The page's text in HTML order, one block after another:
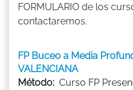
FORMULARIO de los
contactaremos.
FP Buceo a Media
VALENCIANA
Método: Curso FP